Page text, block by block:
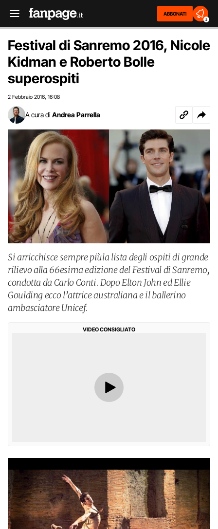
ABBONATI
2
Festival di Sanremo 2016, Nicole
Kidman e Roberto Bolle
superospiti
2 Febbraio 2016 16:08
A cura di Andrea Parrella
Si arricchisce sempre piùla lista degli ospiti di grande
rilievo alla 66esima edizione del Festival di Sanremo,
condotta da Carlo Conti. Dopo Elton John ed Ellie
Goulding ecco l’attrice australiana e il ballerino
ambasciatore Unicef.
VIDEO CONSIGLIATO